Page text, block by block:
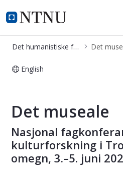
NTNU Hjemmeside
Det humanistiske
Det humanistiske fakultet Det
English
Det museale
Nasjonal
kulturforskning i
omegn, 3.–5. juni